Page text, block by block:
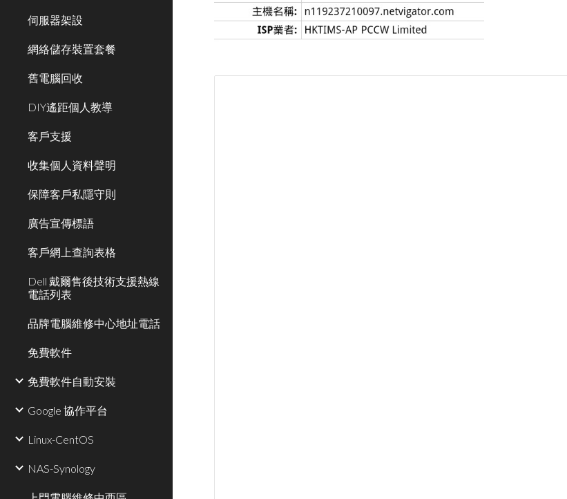
伺服器架設
網絡儲存裝置套餐
舊電腦回收
DIY遙距個人教導
客戶支援
收集個人資料聲明
保障客戶私隱守則
廣告宣傳標語
客戶網上查詢表格
Dell 戴爾售後技術支援熱線
電話列表
品牌電腦維修中心地址電話
免費軟件
免費軟件自動安裝
Google 協作平台
Linux-CentOS
NAS-Synology